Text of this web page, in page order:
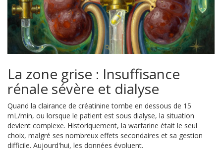
La zone grise : Insuffisance
rénale sévère et dialyse
Quand la clairance de créatinine tombe en dessous de 15
mL/min, ou lorsque le patient est sous dialyse, la situation
devient complexe. Historiquement, la warfarine était le seul
choix, malgré ses nombreux effets secondaires et sa gestion
difficile. Aujourd'hui, les données évoluent.